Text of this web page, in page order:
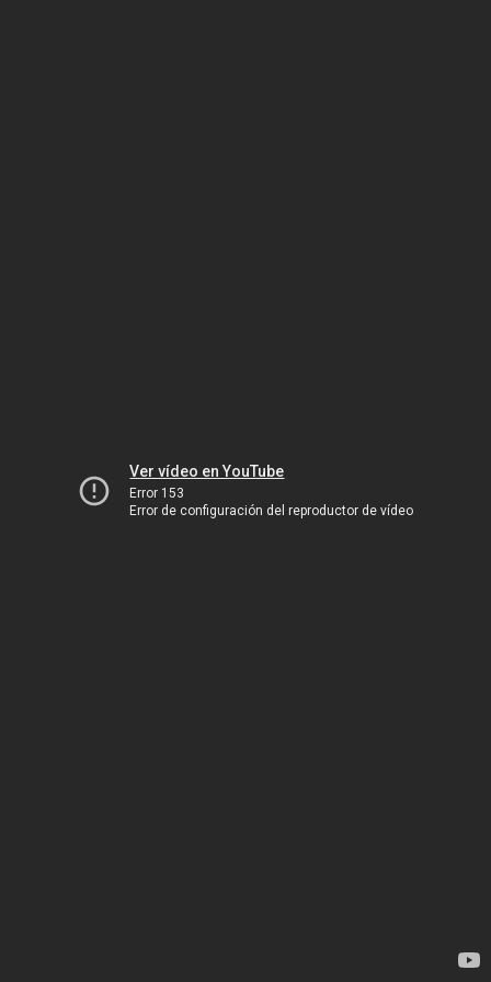
Ver vídeo en YouTube
Error 153
Error de configuración del reproductor de vídeo